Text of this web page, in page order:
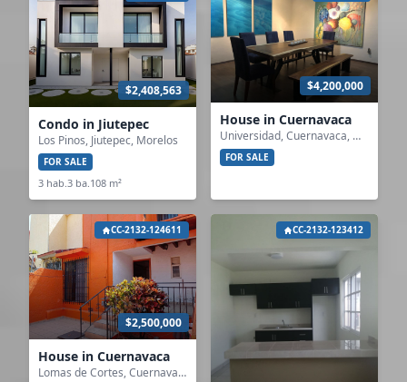
$2,408,563
Condo in Jiutepec
Los Pinos, Jiutepec, Morelos
FOR SALE
3 hab.3 ba.108 m²
$4,200,000
House in Cuernavaca
Universidad, Cuernavaca, Morelos
FOR SALE
CC-2132-124611
$2,500,000
House in Cuernavaca
Lomas de Cortes, Cuernavaca, Morelos
CC-2132-123412